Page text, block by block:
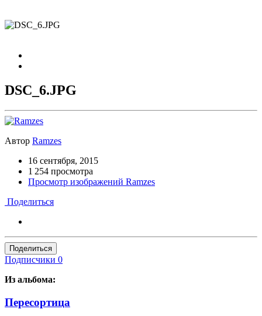
DSC_6.JPG
Автор Ramzes
16 сентября, 2015
1 254 просмотра
Просмотр изображений Ramzes
Поделиться
Поделиться
Подписчики 0
Из альбома:
Пересортица